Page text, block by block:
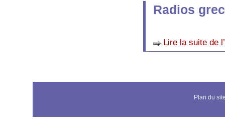
Radios
Lire la suite de
Plan du